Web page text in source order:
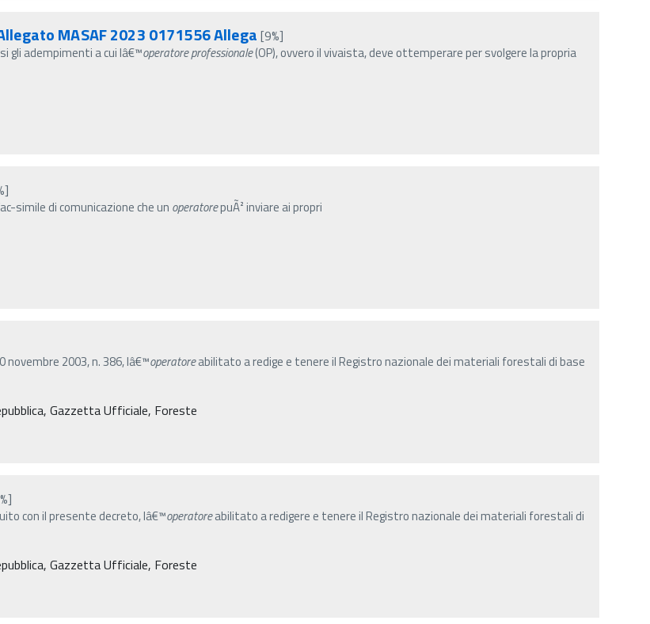
MASAF 2023 0171556 Allega [9%]
gli adempimenti a cui lâ€™operatoreprofessionale(OP), ovvero il vivaista, deve ottemperare per svolgere la propria
simile di comunicazione che un operatorepuÃ² inviare ai propri
2003, n. 386, lâ€™operatoreabilitato a redige e tenere il Registro nazionale dei materiali forestali di base
Gazzetta Ufficiale, Foreste
con il presente decreto, lâ€™operatoreabilitato a redigere e tenere il Registro nazionale dei materiali forestali di
Gazzetta Ufficiale, Foreste